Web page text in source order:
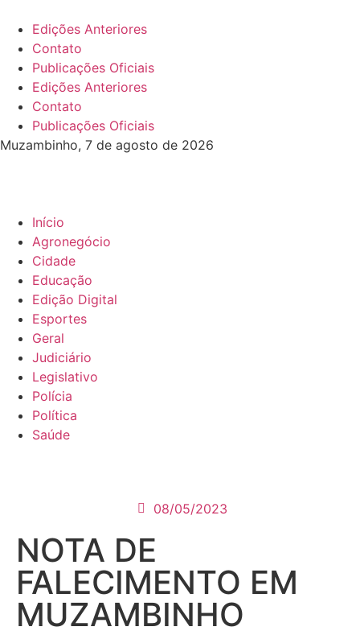
Edições Anteriores
Contato
Publicações Oficiais
Edições Anteriores
Contato
Publicações Oficiais
Muzambinho, 7 de agosto de 2026
Início
Agronegócio
Cidade
Educação
Edição Digital
Esportes
Geral
Judiciário
Legislativo
Polícia
Política
Saúde
08/05/2023
NOTA DE
FALECIMENTO EM
MUZAMBINHO